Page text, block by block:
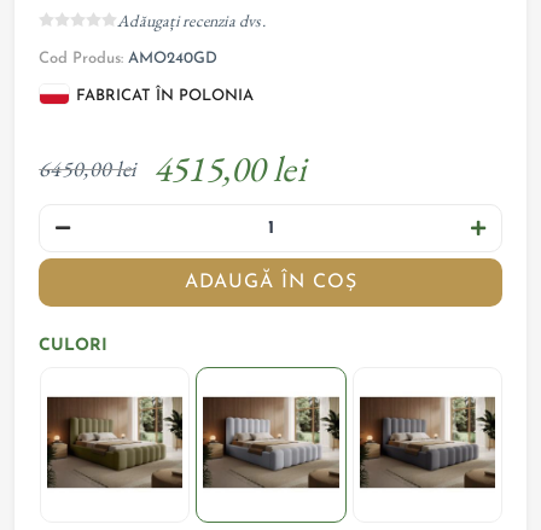
Adăugați recenzia dvs.
Cod Produs: AMO240GD
FABRICAT ÎN POLONIA
6450,00 lei 4515,00 lei
ADAUGĂ ÎN COȘ
CULORI